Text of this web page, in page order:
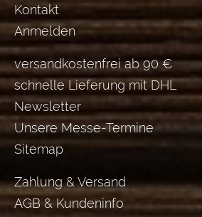
Kontakt
Anmelden
versandkostenfrei ab 90 €
schnelle Lieferung mit DHL
Newsletter
Unsere Messe-Termine
Sitemap
Zahlung & Versand
AGB & Kundeninfo